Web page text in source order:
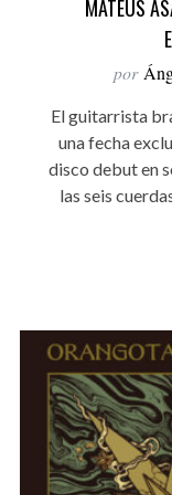
MATEUS
por
El guitarrista
una fecha
disco debut en
las seis